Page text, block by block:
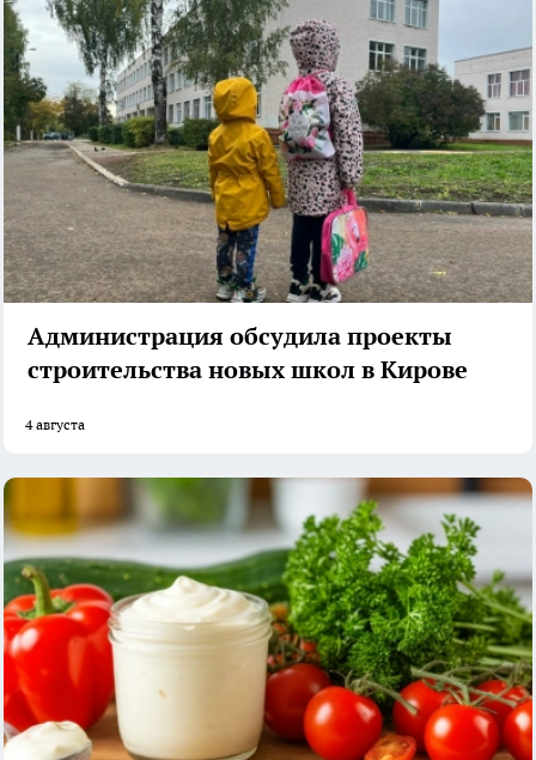
Администрация обсудила проекты
строительства новых школ в Кирове
4 августа